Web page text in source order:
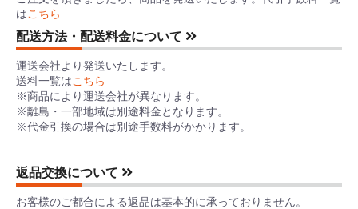
はこちら
配送方法・配送料金について
運送会社より発送いたします。
送料一覧はこちら
※商品により運送会社が異なります。
※離島・一部地域は別途料金となります。
※代金引換の場合は別途手数料がかかります。
返品交換について
お客様のご都合による返品は基本的に承っておりません。